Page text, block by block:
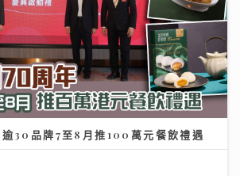
30品牌7至8月推100萬元餐飲禮遇